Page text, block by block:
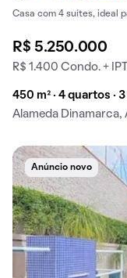
Casa com 4 suítes, ideal
R$ 5.250.000
R$ 1.400 Condo. +
450 m² · 4 quartos ·
Alameda Dinamarca,
Anúncio novo